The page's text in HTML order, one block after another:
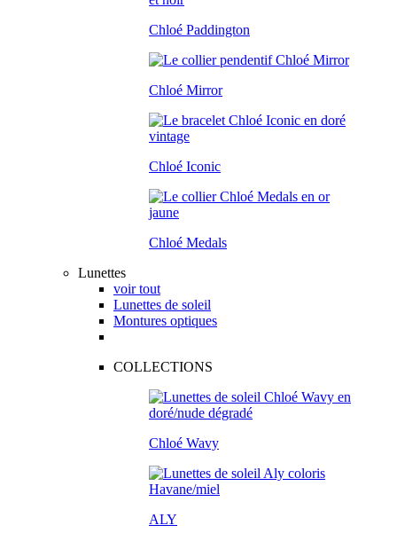
Chloé Paddington
Chloé Mirror
Chloé Iconic
Chloé Medals
Lunettes
voir tout
Lunettes de soleil
Montures optiques
COLLECTIONS
Chloé Wavy
ALY